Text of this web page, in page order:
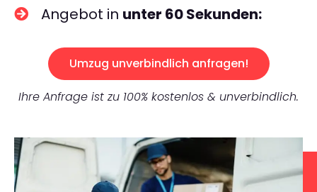
Angebot in unter 60 Sekunden:
Umzug unverbindlich anfragen!
Ihre Anfrage ist zu 100% kostenlos & unverbindlich.